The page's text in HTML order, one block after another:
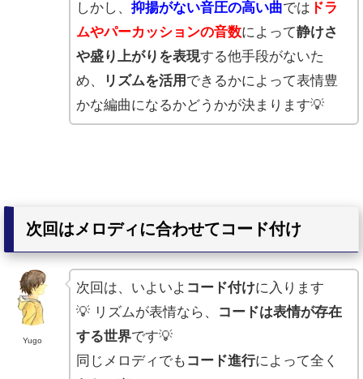
しかし、抑揚がない音圧の高い曲では ドラ
ムやパーカッションの音数によって静けさ
や盛り上がりを表現する他手段がないた
め、
リズムを活用 できるかによって表情豊
かな編曲になるかどうかが決まります💡
次回はメロディに合わせてコード付け
Yugo
次回は、いよいよ コード付けに入ります
💡 リズムが表情なら、
コードは表情が存在
する世界です💡
同じメロディでも コード進行によって全く